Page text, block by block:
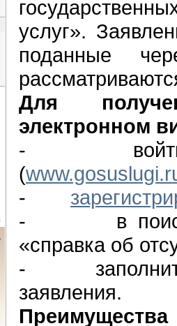
услуг».
поданные
Для
электронном
- войти на
(
-
- в
«справка об
- заполнить
заявления.